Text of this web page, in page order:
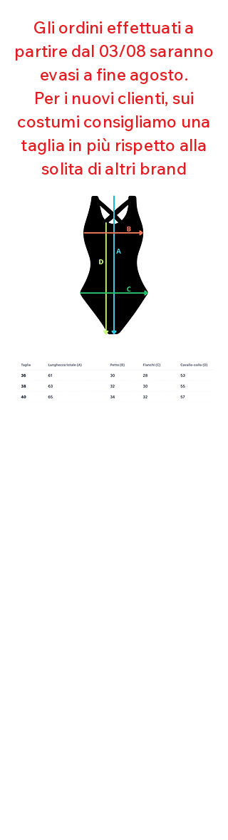
Resistente al pilling
Eccellente protezione dai raggi
UV
Cura
Mantenimento della forma
Perfetta vestibilità
Comfort
Dry
Fresh
Leggerezza
Gli ordini effettuati a
partire dal 03/08 saranno
evasi a fine agosto.
Per i nuovi clienti, sui
costumi consigliamo una
taglia in più rispetto alla
solita di altri brand